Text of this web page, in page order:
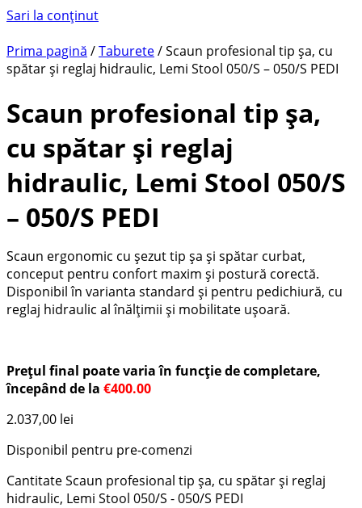
Sari la conținut
Prima pagină /Taburete/ Scaun profesional tip șa, cu
spătar și reglaj hidraulic, Lemi Stool 050/S – 050/S PEDI
Scaun profesional tip șa,
cu spătar și reglaj
hidraulic, Lemi Stool 050/S
– 050/S PEDI
Scaun ergonomic cu șezut tip șa și spătar curbat,
conceput pentru confort maxim și postură corectă.
Disponibil în varianta standard și pentru pedichiură, cu
reglaj hidraulic al înălțimii și mobilitate ușoară.
Prețul final poate varia în funcție de completare,
începând de la €400.00
2.037,00 lei
Disponibil pentru pre-comenzi
Cantitate Scaun profesional tip șa, cu spătar și reglaj
hidraulic, Lemi Stool 050/S - 050/S PEDI